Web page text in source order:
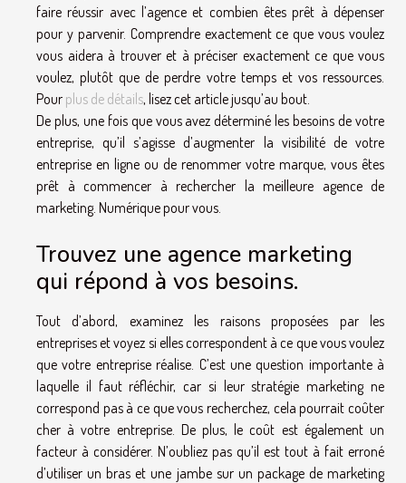
faire réussir avec l’agence et combien êtes prêt à dépenser
pour y parvenir. Comprendre exactement ce que vous voulez
vous aidera à trouver et à préciser exactement ce que vous
voulez, plutôt que de perdre votre temps et vos ressources.
Pour plus de détails, lisez cet article jusqu’au bout.
De plus, une fois que vous avez déterminé les besoins de votre
entreprise, qu’il s’agisse d’augmenter la visibilité de votre
entreprise en ligne ou de renommer votre marque, vous êtes
prêt à commencer à rechercher la meilleure agence de
marketing. Numérique pour vous.
Trouvez une agence marketing
qui répond à vos besoins.
Tout d’abord, examinez les raisons proposées par les
entreprises et voyez si elles correspondent à ce que vous voulez
que votre entreprise réalise. C’est une question importante à
laquelle il faut réfléchir, car si leur stratégie marketing ne
correspond pas à ce que vous recherchez, cela pourrait coûter
cher à votre entreprise. De plus, le coût est également un
facteur à considérer. N’oubliez pas qu’il est tout à fait erroné
d’utiliser un bras et une jambe sur un package de marketing